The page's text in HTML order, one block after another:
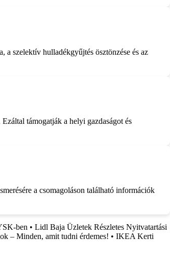
szelektív hulladékgyűjtés ösztönzése és az
támogatják a helyi gazdaságot és
a csomagoláson található információk
ben • Lidl Baja Üzletek Részletes Nyitvatartási
– Minden, amit tudni érdemes! • IKEA Kerti